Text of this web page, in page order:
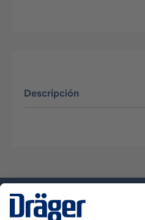
Descripción